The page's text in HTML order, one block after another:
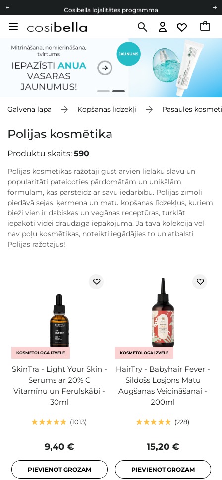
Cosibella lojalitātes programma
Bezmaskas piegāde no 49,00 €
Cosibella lojalitātes programma
Bezmaskas piegāde no 49,00 €
Galvenā lapa Kopšanas līdzekļi Pasaules
Polijas kosmētika
Produktu skaits: 590
Polijas kosmētikas ražotāji gūst arvien lielāku slavu un
popularitāti pateicoties pārdomātām un unikālām
formulām, kas pārsteidz ar savu iedarbību. Polijas zīmoli
piedāvā sejas, ķermeņa un matu kopšanas līdzekļus, kuriem
bieži vien ir dabiskas un vegānas receptūras, turklāt
iepakoti videi draudzīgā iepakojumā. Ja tavā kolekcijā vēl
nav poļu kosmētikas, noteikti iegādājies to un atbalsti
Polijas ražotājus!
KOSMETOLOGA IZVĒLE
SkinTra - Light Your Skin -
Serums ar 20% C
Vitamīnu un Ferulskābi -
30ml
1013
9,40 €
PIEVIENOT GROZAM
KOSMETOLOGA IZVĒLE
HairTry - Babyhair Fever -
Sildošs Losjons Matu
Augšanas Veicināšanai -
200ml
228
15,20 €
PIEVIENOT GROZAM